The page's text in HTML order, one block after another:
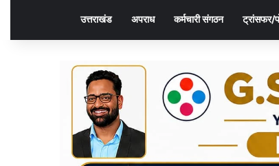
उत्तराखंड अपराध कर्मचारी संगठन ट्रांसफर/